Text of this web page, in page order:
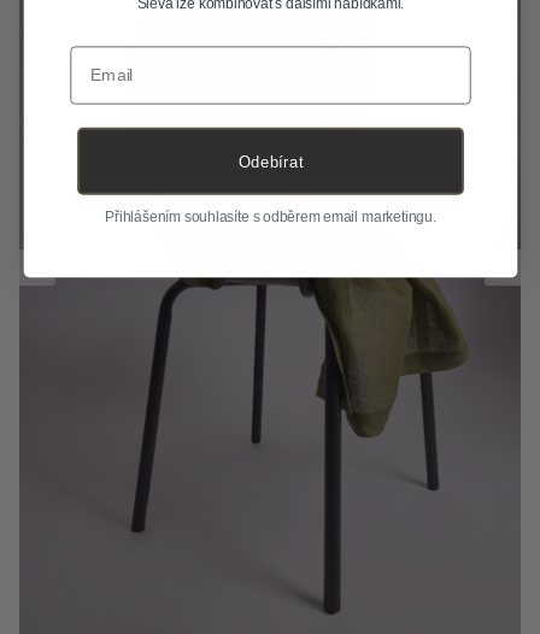
Sleva lze kombinovat s dalšími nabídkami.
Email
Odebírat
Přihlášením souhlasíte s odběrem email marketingu.